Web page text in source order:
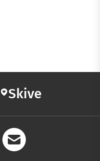
Skive